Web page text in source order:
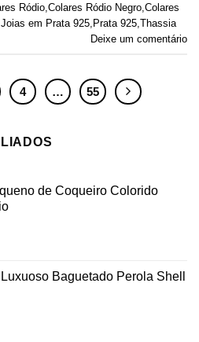
Ródio Colares Ródio Negro Colares
Joias em Prata 925 Prata 925 Thassia
Deixe um comentário
4 … 55
de Coqueiro Colorido
Baguetado Perola Shell